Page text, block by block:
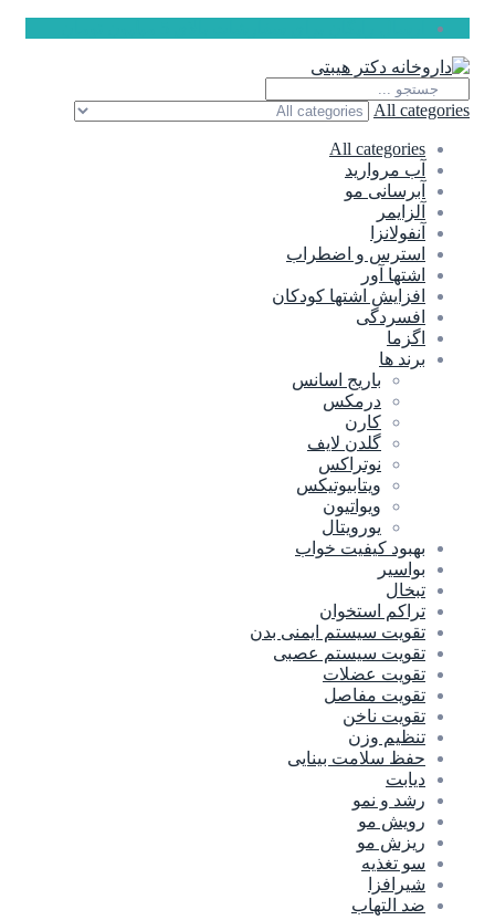
All categories
All categories
آب مروارید
آبرسانی مو
آلزایمر
آنفولانزا
استرس و اضطراب
اشتها آور
افزایش اشتها کودکان
افسردگی
اگزما
برند ها
باریج اسانس
درمکس
کارن
گلدن لایف
نوتراکس
ویتابیوتیکس
ویواتیون
یورویتال
بهبود کیفیت خواب
بواسیر
تبخال
تراکم استخوان
تقویت سیستم ایمنی بدن
تقویت سیستم عصبی
تقویت عضلات
تقویت مفاصل
تقویت ناخن
تنظیم وزن
حفظ سلامت بینایی
دیابت
رشد و نمو
رویش مو
ریزش مو
سو تغذیه
شیرافزا
ضد التهاب